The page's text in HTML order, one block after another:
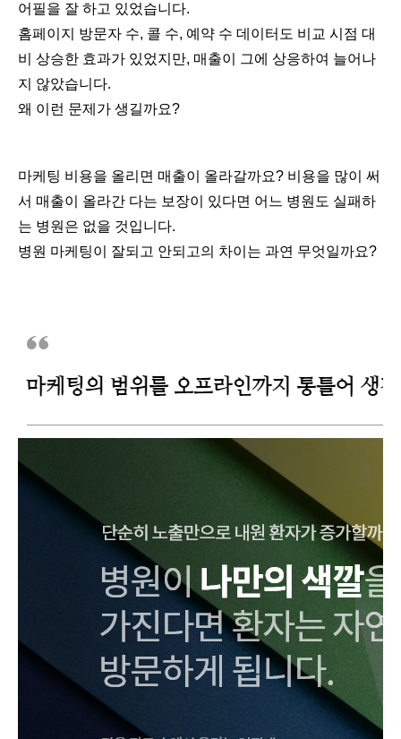
어필을 잘 하고 있었습니다.
홈페이지 방문자 수, 콜 수, 예약 수 데이터도 비교 시점 대
비 상승한 효과가 있었지만, 매출이 그에 상응하여 늘어나
지 않았습니다.
왜 이런 문제가 생길까요?
마케팅 비용을 올리면 매출이 올라갈까요? 비용을 많이 써
서 매출이 올라간 다는 보장이 있다면 어느 병원도 실패하
는 병원은 없을 것입니다.
병원 마케팅이 잘되고 안되고의 차이는 과연 무엇일까요?